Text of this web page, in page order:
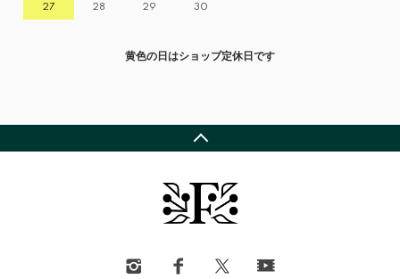
27 28 29 30
黄色の日はショップ定休日です